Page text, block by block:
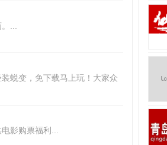
...
蜕变，免下载马上玩！大家众
影购票福利...